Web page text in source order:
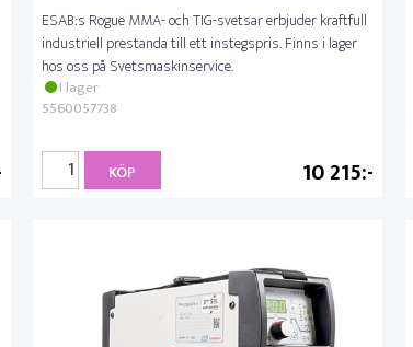
ESAB:s Rogue MMA- och TIG-svetsar erbjuder kraftfull
industriell prestanda till ett instegspris. Finns i lager
hos oss på Svetsmaskinservice.
I lager
5560057738
10 215
KÖP